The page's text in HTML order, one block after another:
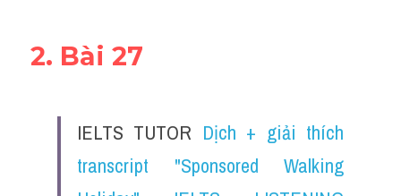
2. Bài 27
IELTS TUTOR Dịch + giải thích
transcript "Sponsored Walking